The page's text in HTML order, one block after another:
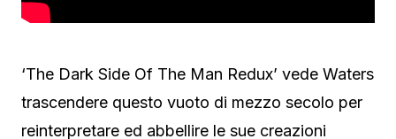
‘The Dark Side Of The Man Redux’ vede Waters
trascendere questo vuoto di mezzo secolo per
reinterpretare ed abbellire le sue creazioni